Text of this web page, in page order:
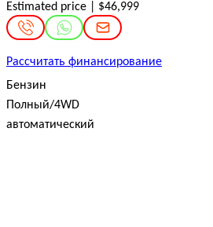
Estimated price | $46,999
Рассчитать финансирование
Бензин
Полный/4WD
автоматический